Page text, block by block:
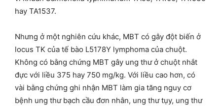
hay TA1537.
Nhưng ở một nghiên cứu khác, MBT có gây đột biến ở
locus TK của tế bào L5178Y lymphoma của chuột.
Không có bằng chứng MBT gây ung thư ở chuột nhắt
đực với liều 375 hay 750 mg/kg. Với liều cao hơn, có
vài bằng chứng ghi nhận MBT làm gia tăng nguy cơ
bệnh ung thư bạch cầu đơn nhân, ung thư tụy, ung thư